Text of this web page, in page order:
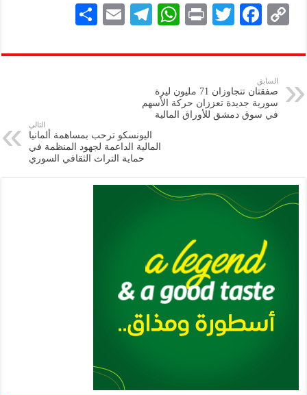
C
p
y
Li
n
F
eb
k
T
tt
P
nt
W
at
A
p
p
Te
gr
E
ai
ar
السابق
صفقتان تتجاوزان 71 مليون ليرة
سورية جديدة تعززان حركة الأسهم
في سوق دمشق للأوراق المالية
التالي
اليونسكو ترحب بمساهمة ألمانيا
المالية الداعمة لجهود المنظمة في
حماية التراث الثقافي السوري